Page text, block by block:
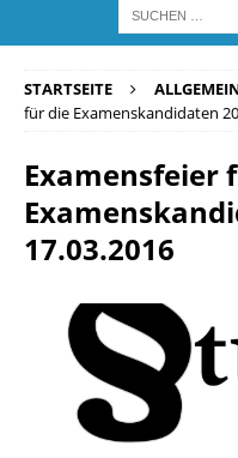
STARTSEITE
für die Examenskandidaten
Examensfeier
17.03.2016